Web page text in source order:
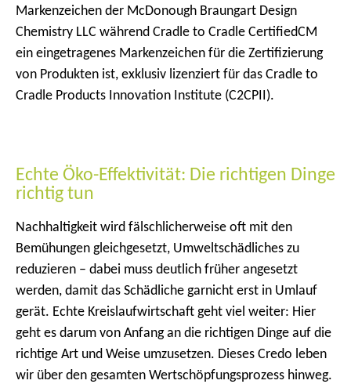
Markenzeichen der McDonough Braungart Design
Chemistry LLC während Cradle to Cradle CertifiedCM
ein eingetragenes Markenzeichen für die Zertifizierung
von Produkten ist, exklusiv lizenziert für das Cradle to
Cradle Products Innovation Institute (C2CPII).
Echte Öko-Effektivität: Die richtigen Dinge
richtig tun
Nachhaltigkeit wird fälschlicherweise oft mit den
Bemühungen gleichgesetzt, Umweltschädliches zu
reduzieren – dabei muss deutlich früher angesetzt
werden, damit das Schädliche garnicht erst in Umlauf
gerät. Echte Kreislaufwirtschaft geht viel weiter: Hier
geht es darum von Anfang an die richtigen Dinge auf die
richtige Art und Weise umzusetzen. Dieses Credo leben
wir über den gesamten Wertschöpfungsprozess hinweg.